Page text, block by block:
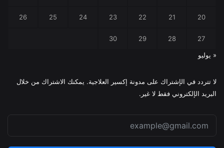
20
21
22
23
24
25
26
27
28
29
30
« يوليو
لا تتردد في الإشتراك على مدونة إكسير العلاجية. يمكنك الاشتراك من خلال
البريد الإلكتروني فقط لا غير.